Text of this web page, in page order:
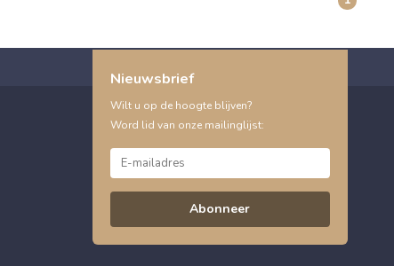
Nieuwsbrief
Wilt u op de hoogte blijven?
Word lid van onze mailinglijst:
Abonneer